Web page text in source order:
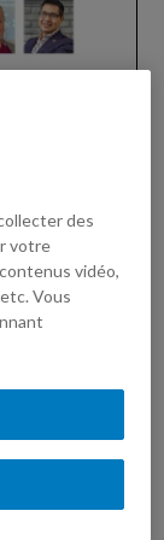
(UQTR) et
A Cross-
l’adhésion
des
votre
vidéo,
Vous